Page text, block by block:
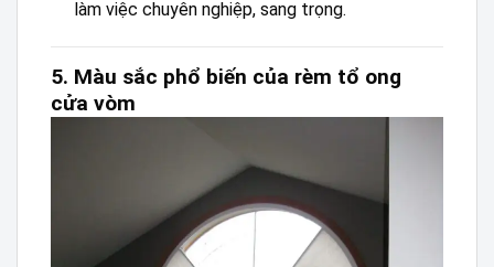
làm việc chuyên nghiệp, sang trọng.
5. Màu sắc phổ biến của rèm tổ ong
cửa vòm